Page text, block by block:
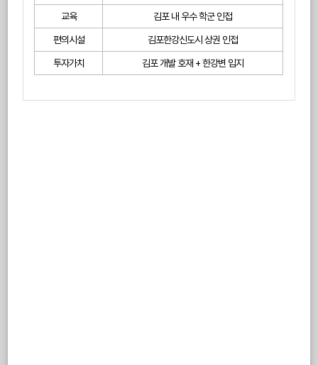
교육 김포 내 우수 학군 인접
편의시설 김포한강신도시 상권 인접
투자가치 김포 개발 호재 + 한강변 입지